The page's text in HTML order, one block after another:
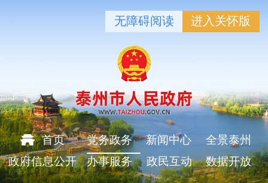
无障碍阅读 进入关怀版
首页 党务政务 新闻中心
全景泰州
政府信息公开
办事服务 政民互动 数据开放